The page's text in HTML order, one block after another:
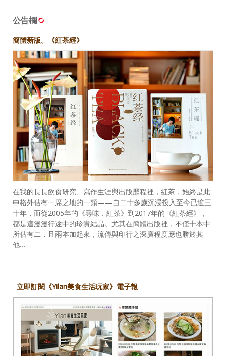
公告欄
簡體新版。《紅茶經》
在我的長長飲食研究、寫作生涯與出版歷程裡，紅茶，始終是此
中格外佔有一席之地的一類——自二十多歲沉浸投入至今已逾三
十年，而從2005年的《尋味．紅茶》到2017年的《紅茶經》，
都是這漫漫行途中的珍貴結晶。尤其在簡體出版裡，不僅十本中
所佔有二，且兩本加起來，流傳與印行之深廣程度應也勝於其
他……
立即訂閱《Yilan美食生活玩家》電子報